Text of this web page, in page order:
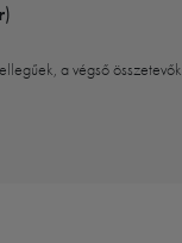
)
a végső